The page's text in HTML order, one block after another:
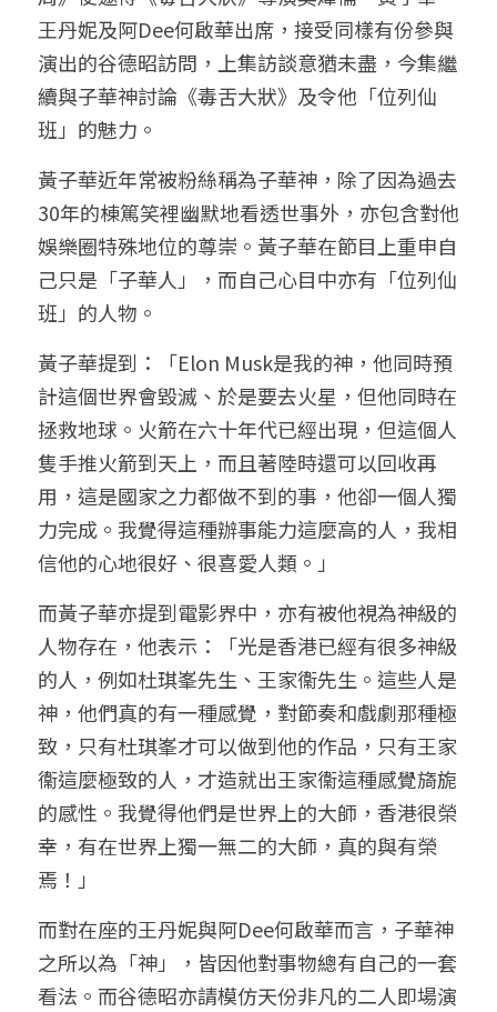
王丹妮及阿Dee何啟華出席，接受同樣有份參與
演出的谷德昭訪問，上集訪談意猶未盡，今集繼
續與子華神討論《毒舌大狀》及令他「位列仙
班」的魅力。
黃子華近年常被粉絲稱為子華神，除了因為過去
30年的棟篤笑裡幽默地看透世事外，亦包含對他
娛樂圈特殊地位的尊崇。黃子華在節目上重申自
己只是「子華人」，而自己心目中亦有「位列仙
班」的人物。
黃子華提到：「Elon Musk是我的神，他同時預
計這個世界會毀滅、於是要去火星，但他同時在
拯救地球。火箭在六十年代已經出現，但這個人
隻手推火箭到天上，而且著陸時還可以回收再
用，這是國家之力都做不到的事，他卻一個人獨
力完成。我覺得這種辦事能力這麼高的人，我相
信他的心地很好、很喜愛人類。」
而黃子華亦提到電影界中，亦有被他視為神級的
人物存在，他表示：「光是香港已經有很多神級
的人，例如杜琪峯先生、王家衞先生。這些人是
神，他們真的有一種感覺，對節奏和戲劇那種極
致，只有杜琪峯才可以做到他的作品，只有王家
衞這麼極致的人，才造就出王家衞這種感覺旖旎
的感性。我覺得他們是世界上的大師，香港很榮
幸，有在世界上獨一無二的大師，真的與有榮
焉！」
而對在座的王丹妮與阿Dee何啟華而言，子華神
之所以為「神」，皆因他對事物總有自己的一套
看法。而谷德昭亦請模仿天份非凡的二人即場演